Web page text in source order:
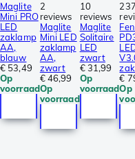
Maglite
Mini PRO
LED
zaklamp
AA,
blauw
€ 53,49
Op
voorraad
2
reviews
Maglite
Mini LED
zaklamp
AA,
zwart
€ 46,99
Op
voorraad
10
reviews
Maglite
Solitaire
LED
zwart
€ 31,99
Op
voorraad
237
€
Op